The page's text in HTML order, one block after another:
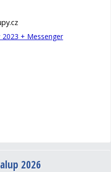
2023 + Messenger
2026